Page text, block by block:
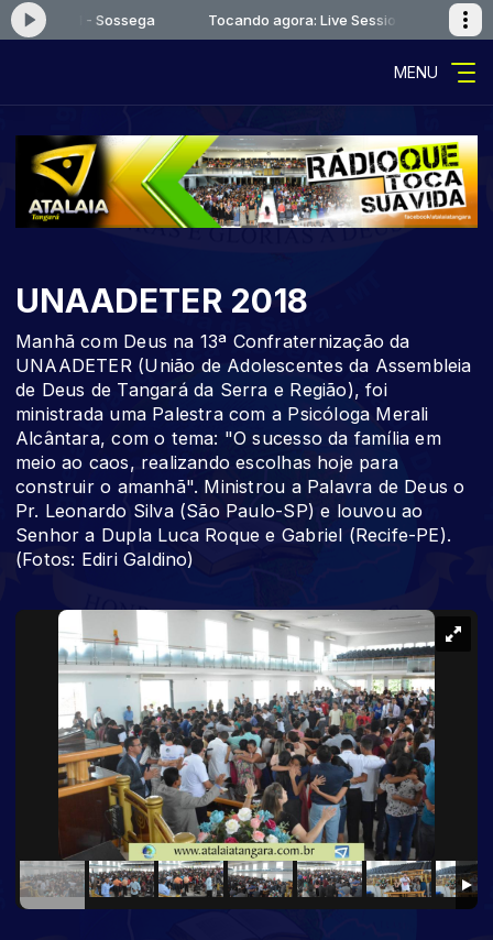
1 - Sossega Tocando agora: Live Session 1 - Sossega
MENU
UNAADETER 2018
Manhã com Deus na 13ª Confraternização da
UNAADETER (União de Adolescentes da Assembleia
de Deus de Tangará da Serra e Região), foi
ministrada uma Palestra com a Psicóloga Merali
Alcântara, com o tema: "O sucesso da família em
meio ao caos, realizando escolhas hoje para
construir o amanhã". Ministrou a Palavra de Deus o
Pr. Leonardo Silva (São Paulo-SP) e louvou ao
Senhor a Dupla Luca Roque e Gabriel (Recife-PE).
(Fotos: Ediri Galdino)